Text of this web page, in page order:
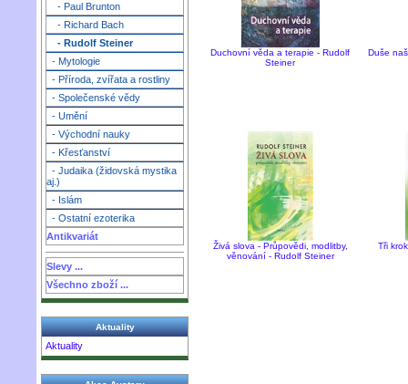
- Paul Brunton
- Richard Bach
- Rudolf Steiner
- Mytologie
- Příroda, zvířata a rostliny
- Společenské vědy
- Umění
- Východní nauky
- Křesťanství
- Judaika (židovská mystika
aj.)
- Islám
- Ostatní ezoterika
Antikvariát
Slevy ...
Všechno zboží ...
Aktuality
Aktuality
Duchovní věda a terapie - Rudolf
Steiner
Duše
Živá slova - Průpovědi, modlitby,
věnování - Rudolf Steiner
Tři